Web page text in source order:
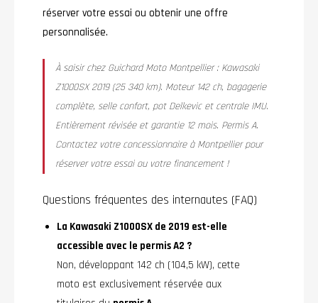
réserver votre essai ou obtenir une offre
personnalisée.
À saisir chez Guichard Moto Montpellier : Kawasaki
Z1000SX 2019 (25 340 km). Moteur 142 ch, bagagerie
complète, selle confort, pot Delkevic et centrale IMU.
Entièrement révisée et garantie 12 mois. Permis A.
Contactez votre concessionnaire à Montpellier pour
réserver votre essai ou votre financement !
Questions fréquentes des internautes (FAQ)
La Kawasaki Z1000SX de 2019 est-elle
accessible avec le permis A2 ?
Non, développant 142 ch (104,5 kW), cette
moto est exclusivement réservée aux